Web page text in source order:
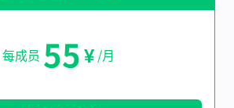
每成员 55¥ /月